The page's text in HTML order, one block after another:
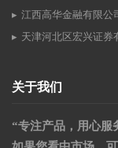
江西高华金融有限公
天津河北区宏兴证券
关于我们
“专注产品，用心服